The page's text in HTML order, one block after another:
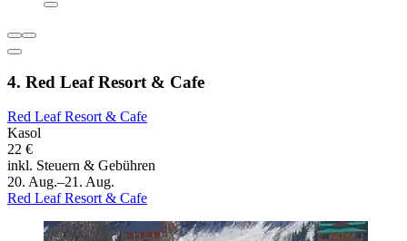
4. Red Leaf Resort & Cafe
Red Leaf Resort & Cafe
Kasol
22 €
inkl. Steuern & Gebühren
20. Aug.–21. Aug.
Red Leaf Resort & Cafe